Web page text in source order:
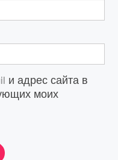
и адрес сайта в
моих